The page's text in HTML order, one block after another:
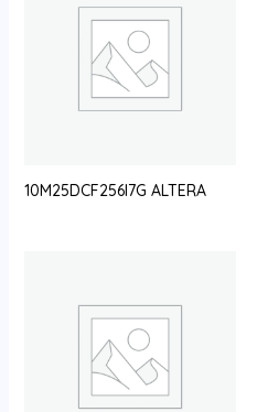
10M25DCF256I7G ALTERA